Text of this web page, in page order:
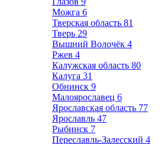
Можга 6
Тверская область 81
Тверь 29
Вышний Волочёк 4
Ржев 4
Калужская область 80
Калуга 31
Обнинск 9
Малоярославец 6
Ярославская область 77
Ярославль 47
Рыбинск 7
Переславль-Залесский 4